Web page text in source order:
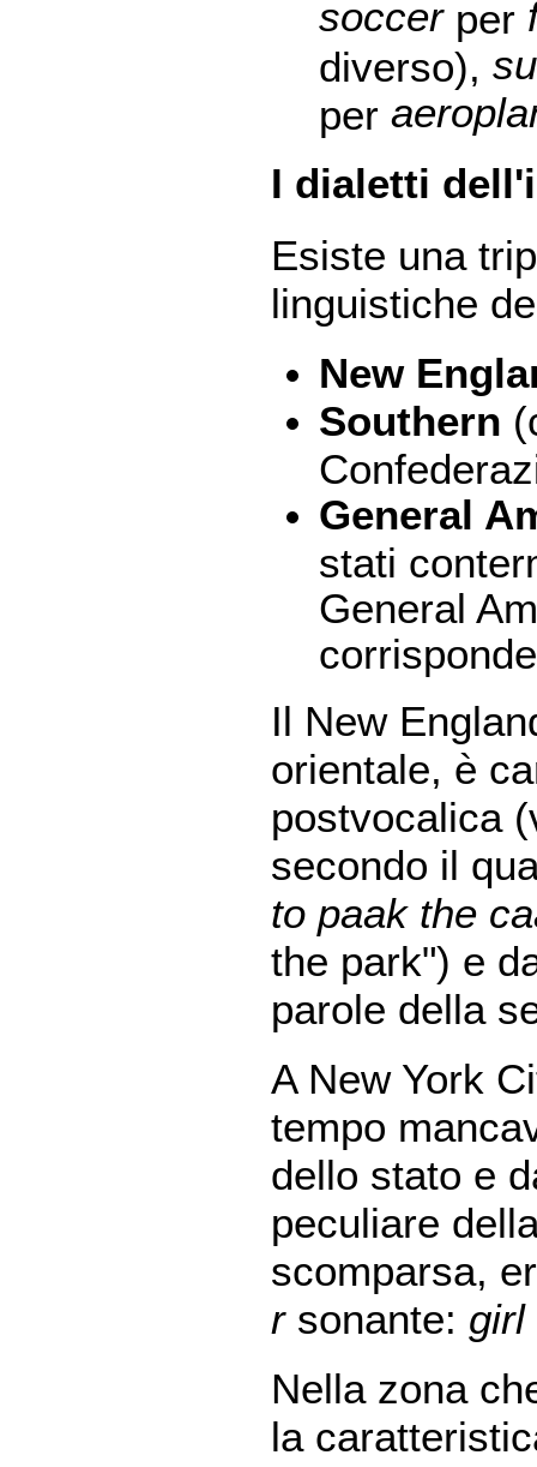
soccerper
diverso),
per
I dialetti
Esiste una
linguistiche
New
Southern
General
stati
General
Il New
orientale, è
postvocalica
secondo il
to paak the
the park") e
parole della
A New York
tempo
dello stato e
peculiare
scomparsa,
rsonante: girl
Nella zona
la